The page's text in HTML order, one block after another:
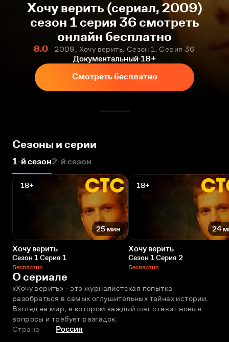
Хочу верить (сериал, 2009)
сезон 1 серия 36 смотреть
онлайн бесплатно
8.0
2009, Хочу верить. Сезон 1. Серия 36
Документальный 18+
Смотреть бесплатно
Сезоны и серии
1-й сезон2-й сезон
18+
25 мин
Хочу верить
Сезон 1 Серия 1
Бесплатно
18+
24
Хочу верить
Сезон 1 Серия 2
Бесплатно
О сериале
«Хочу верить» - это журналистская попытка
разобраться в самых оглушительных тайнах истории.
Взгляд на мир, в котором каждый шаг ставит новые
вопросы и требует разгадок.
Страна
Россия